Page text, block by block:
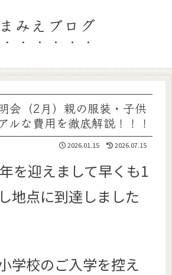
みえブログ
会（2月）親の服装・子供
ルな費用を徹底解説！！！
2026.01.15 2026.07.15
を迎えまして早くも1
地点に到達しました
学校のご入学を控え